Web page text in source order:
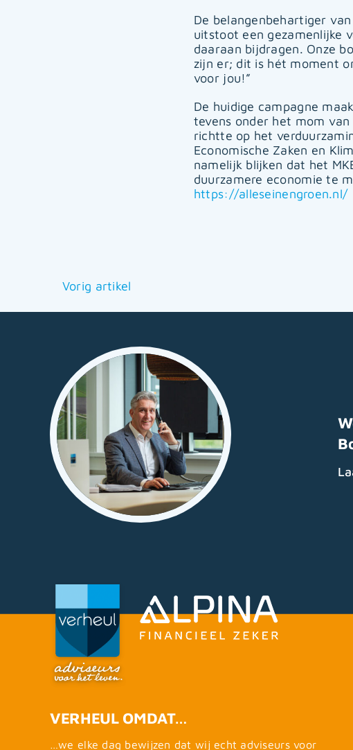
De belangenbehartiger
uitstoot een gezamenlijke
daaraan bijdragen. Onze
zijn er; dit is hét moment
voor jou!”
De huidige campagne
tevens onder het mom van
richtte op het
Economische Zaken en
namelijk blijken dat het
duurzamere economie te
https://alleseinengroen.nl/
Vorig artikel
VERHEUL OMDAT…
…we elke dag bewijzen dat wij echt adviseurs voor